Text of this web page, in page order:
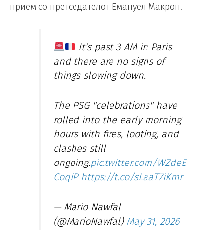
прием со претседателот Емануел Макрон.
It's past 3 AM in Paris
and there are no signs of
things slowing down.
The PSG "celebrations" have
rolled into the early morning
hours with fires, looting, and
clashes still
ongoing.pic.twitter.com/WZdeE
CoqiP https://t.co/sLaaT7iKmr
— Mario Nawfal
(@MarioNawfal) May 31, 2026